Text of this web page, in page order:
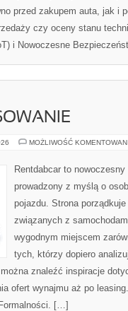
przed zakupem auta, jak i
czy oceny stanu
i Nowoczesne
MOŻLIWOŚĆ
Rentdabcar to
prowadzony z myślą o
pojazdu. Strona
związanych z
wygodnym miejscem
tych, którzy dopiero
znaleźć inspiracje
ofert wynajmu aż po
[…]